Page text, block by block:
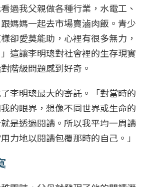
過我父親做各種行業，水電工、
媽媽一起去市場賣滷肉飯。青少
卻愛莫能助，心裡有很多無力，
這讓李明璁對社會裡的生存現實
階級問題感到好奇。
李明璁最大的寄託。「對當時的
的眼界，想像不同世界或生命的
是透過閱讀。所以我平均一周讀
力地以閱讀包覆那時的自己。」